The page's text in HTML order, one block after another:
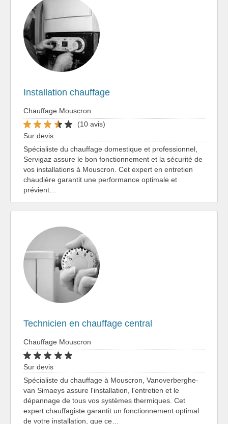
Installation chauffage
Chauffage Mouscron
(10 avis)
Sur devis
Spécialiste du chauffage domestique et professionnel,
Servigaz assure le bon fonctionnement et la sécurité de
vos installations à Mouscron. Cet expert en entretien
chaudière garantit une performance optimale et
prévient…
Technicien en chauffage central
Chauffage Mouscron
Sur devis
Spécialiste du chauffage à Mouscron, Vanoverberghe-
van Simaeys assure l'installation, l'entretien et le
dépannage de tous vos systèmes thermiques. Cet
expert chauffagiste garantit un fonctionnement optimal
de votre installation, que ce…